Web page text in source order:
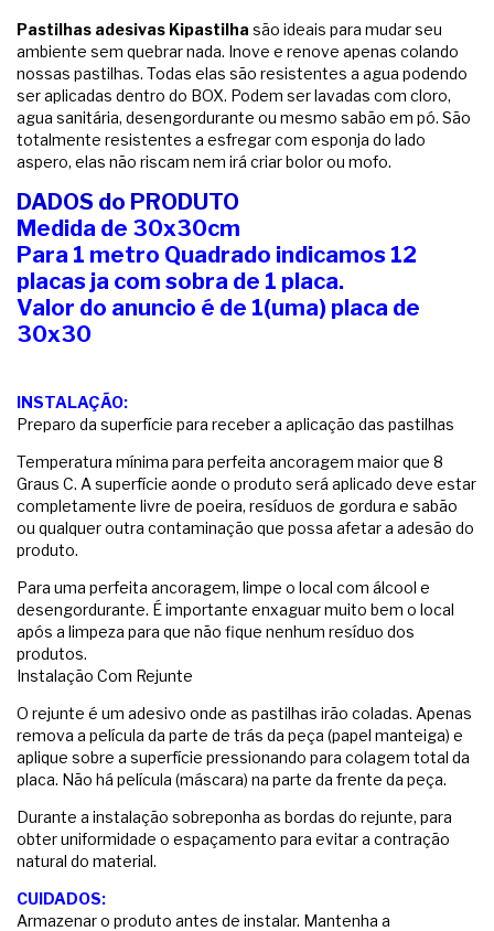
Pastilhas adesivas Kipastilha são ideais para mudar seu
ambiente sem quebrar nada. Inove e renove apenas colando
nossas pastilhas. Todas elas são resistentes a agua podendo
ser aplicadas dentro do BOX. Podem ser lavadas com cloro,
agua sanitária, desengordurante ou mesmo sabão em pó. São
totalmente resistentes a esfregar com esponja do lado
aspero, elas não riscam nem irá criar bolor ou mofo.
DADOS do PRODUTO
Medida de 30x30cm
Para 1 metro Quadrado indicamos 12
placas ja com sobra de 1 placa.
Valor do anuncio é de 1(uma) placa de
30x30
INSTALAÇÃO:
Preparo da superfície para receber a aplicação das pastilhas
Temperatura mínima para perfeita ancoragem maior que 8
Graus C. A superfície aonde o produto será aplicado deve estar
completamente livre de poeira, resíduos de gordura e sabão
ou qualquer outra contaminação que possa afetar a adesão do
produto.
Para uma perfeita ancoragem, limpe o local com álcool e
desengordurante. É importante enxaguar muito bem o local
após a limpeza para que não fique nenhum resíduo dos
produtos.
Instalação Com Rejunte
O rejunte é um adesivo onde as pastilhas irão coladas. Apenas
remova a película da parte de trás da peça (papel manteiga) e
aplique sobre a superfície pressionando para colagem total da
placa. Não há película (máscara) na parte da frente da peça.
Durante a instalação sobreponha as bordas do rejunte, para
obter uniformidade o espaçamento para evitar a contração
natural do material.
CUIDADOS:
Armazenar o produto antes de instalar. Mantenha a